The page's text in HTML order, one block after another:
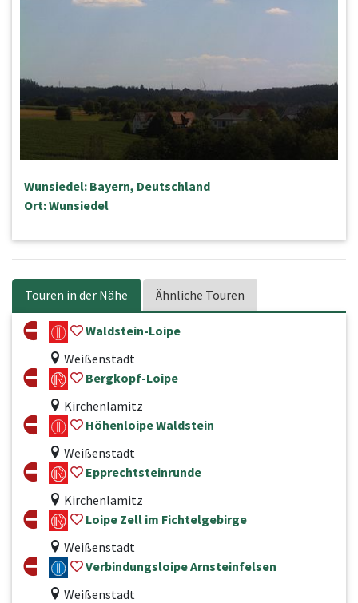
Wunsiedel: Bayern, Deutschland
Ort: Wunsiedel
Touren in der Nähe Ähnliche Touren
Waldstein-Loipe
Weißenstadt
Bergkopf-Loipe
Kirchenlamitz
Höhenloipe Waldstein
Weißenstadt
Epprechtsteinrunde
Kirchenlamitz
Loipe Zell im Fichtelgebirge
Weißenstadt
Verbindungsloipe Arnsteinfelsen
Weißenstadt